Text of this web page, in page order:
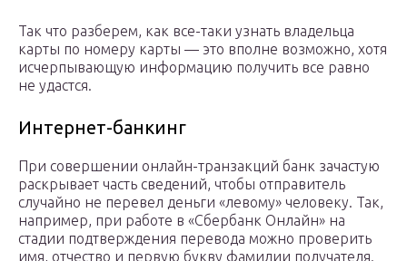
Так что разберем, как все-таки узнать владельца
карты по номеру карты — это вполне возможно, хотя
исчерпывающую информацию получить все равно
не удастся.
Интернет-банкинг
При совершении онлайн-транзакций банк зачастую
раскрывает часть сведений, чтобы отправитель
случайно не перевел деньги «левому» человеку. Так,
например, при работе в «Сбербанк Онлайн» на
стадии подтверждения перевода можно проверить
имя, отчество и первую букву фамилии получателя.